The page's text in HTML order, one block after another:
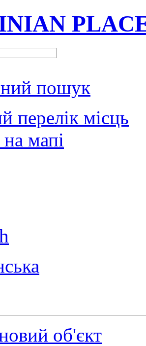
пошук
перелік місць
мапі
об'єкт